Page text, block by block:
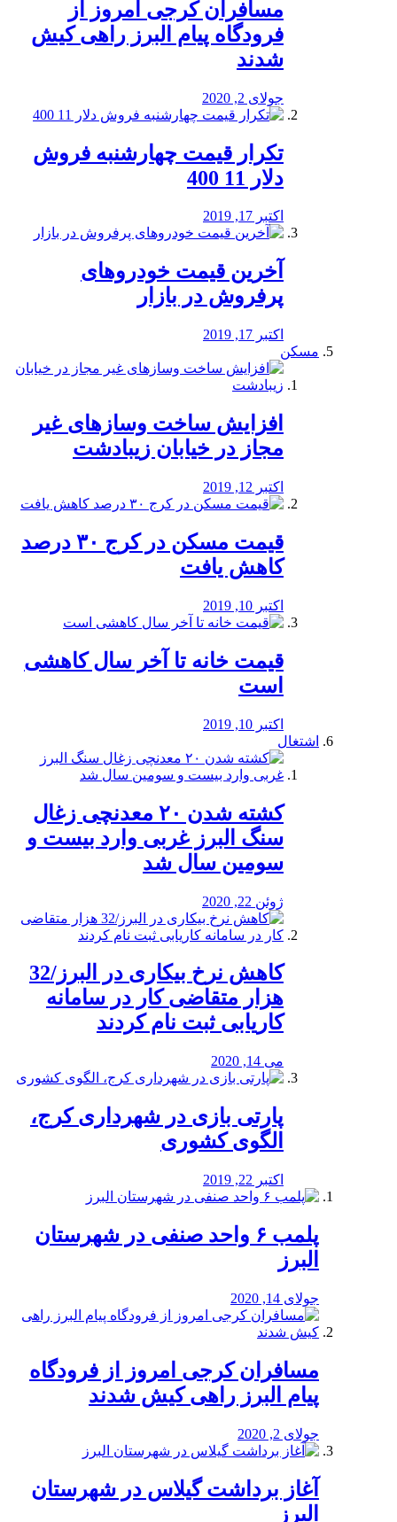
مسافران کرجی امروز از
فرودگاه پیام البرز راهی کیش
شدند
جولای 2, 2020
تکرار قیمت چهارشنبه فروش
دلار 11 400
اکتبر 17, 2019
آخرین قیمت خودرو‌های
پرفروش در بازار
اکتبر 17, 2019
مسکن
افزایش ساخت وسازهای غیر
مجاز در خیابان زیبادشت
اکتبر 12, 2019
️قیمت مسکن در کرج ۳۰ درصد
کاهش یافت
اکتبر 10, 2019
قیمت خانه تا آخر سال کاهشی
است
اکتبر 10, 2019
اشتغال
کشته شدن ۲۰ معدنچی زغال
سنگ البرز غربی وارد بیست و
سومین سال شد
ژوئن 22, 2020
کاهش نرخ بیکاری در البرز/32
هزار متقاضی کار در سامانه
کاریابی ثبت نام کردند
می 14, 2020
پارتی بازی در شهرداری کرج،
الگوی کشوری
اکتبر 22, 2019
پلمب ۶ واحد صنفی در شهرستان
البرز
جولای 14, 2020
مسافران کرجی امروز از فرودگاه
پیام البرز راهی کیش شدند
جولای 2, 2020
آغاز برداشت گیلاس در شهرستان
البرز